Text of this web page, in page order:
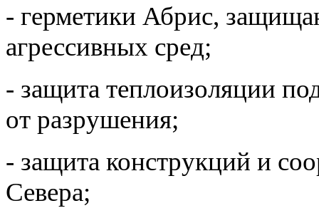
- герметики Абрис,
агрессивных сред;
- защита теплоизоляции
от разрушения;
- защита конструкций и
Севера;